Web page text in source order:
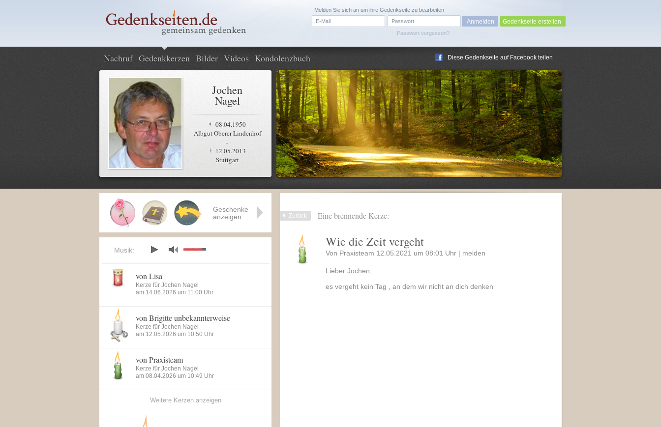
Passwort vergessen?
Melden Sie sich an um ihre Gedenkseite zu bearbeiten
Gedenkseite erstellen
Nachruf Gedenkkerzen Bilder Videos Kondolenzbuch Diese Gedenkseite auf Facebook teilen
Jochen
Nagel
08.04.1950
Albgut Oberer Lindenhof
-
12.05.2013
Stuttgart
Zurück Eine brennende Kerze:
Wie die Zeit vergeht
Von Praxisteam 12.05.2021 um 08:01 Uhr | melden
Lieber Jochen,
es vergeht kein Tag , an dem wir nicht an dich denken
Geschenke
anzeigen
Musik:
von Lisa
Kerze für Jochen Nagel
am 14.06.2026 um 11:00 Uhr
von Brigitte unbekannterweise
Kerze für Jochen Nagel
am 12.05.2026 um 10:50 Uhr
von Praxisteam
Kerze für Jochen Nagel
am 08.04.2026 um 10:49 Uhr
Weitere Kerzen anzeigen